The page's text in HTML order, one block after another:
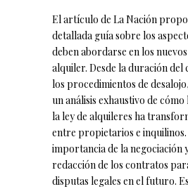
El artículo de La Nación
detallada guía sobre los
deben abordarse en los
alquiler. Desde la duración del
los procedimientos de
un análisis exhaustivo de
la ley de alquileres ha
entre propietarios e inquilinos.
importancia de la negociación
redacción de los contratos
disputas legales en el futuro.